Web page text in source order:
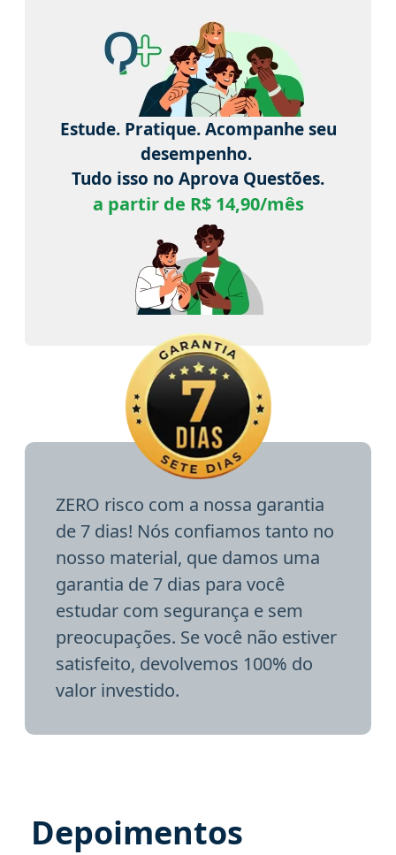
Estude. Pratique. Acompanhe seu
desempenho.
Tudo isso no Aprova Questões.
a partir de R$ 14,90/mês
ZERO risco com a nossa garantia
de 7 dias! Nós confiamos tanto no
nosso material, que damos uma
garantia de 7 dias para você
estudar com segurança e sem
preocupações. Se você não estiver
satisfeito, devolvemos 100% do
valor investido.
Depoimentos